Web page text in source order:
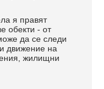
я правят
обекти - от
да се следи
движение на
жилищни